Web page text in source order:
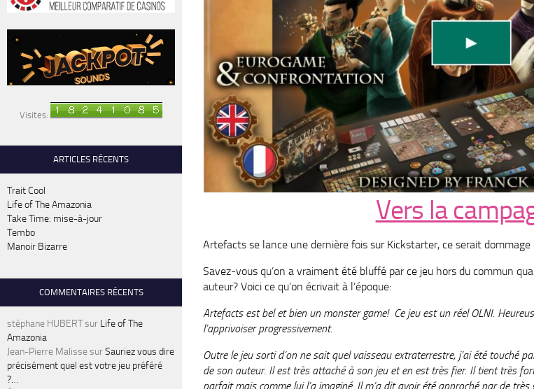
Vers la
Artefacts se lance une dernière fois sur Kickstarter, ce serait dommage
Savez-vous qu’on a vraiment été bluffé par ce jeu hors du commun
auteur? Voici ce qu’on écrivait à l’époque:
Artefacts est bel et bien un monster game! Ce jeu est un réel OLNI.
l’apprivoiser progressivement.
Outre le jeu sorti d’on ne sait quel vaisseau extraterrestre, j’ai été touché
de son auteur. Il est très attaché à son jeu et en est très fier. Il tient très
parfait mais comme lui l’a imaginé. Il m’a dit avoir été approché par de
Visites:
ARTICLES RÉCENTS
Trait Cool
Life of The Amazonia
Take Time: mise-à-jour
Tembo
Manoir Bizarre
COMMENTAIRES RÉCENTS
stéphane HUBERTsur Life of The
Amazonia
Jean-Pierre MalissesurSauriez vous dire
précisément quel est votre jeu préféré
?…